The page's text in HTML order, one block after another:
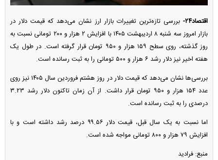
اقتصاد۲۴-
بررسی تازه‌ترین تغییرات بازار ارز نشان می‌دهد که قیمت دلار در
بازار امروز سه شنبه ۸ اردیبهشت ۱۴۰۵ با افزایش ۲ هزار و ۲۰۰ تومانی نسبت به
روز گذشته، روی سطح ۱۵۹ هزار و ۹۵۰ تومان قرار گرفته است. در طول یک
هفته اخیر نیز دلار رشد ۶ هزار و ۵۰۰ تومانی را به ثبت رسانده است.
بررسی‌ها نشان می‌دهد که قیمت دلار در روز هشتم فروردین سال ۱۴۰۵ نیز روی
عدد ۱۵۴ هزار و ۹۵۰ تومان قرار داشت. از آن زمان تاکنون دلار رشد ۳.۲۳
درصدی را به ثبت رسانده است.
اما نسبت به یک سال قبل، قیمت دلار ۹۹.۵۶ درصد رشد داشته است و با
افزایش ۷۹ هزار و ۸۰۰ تومانی مواجه شده است.
منبع: فرادید